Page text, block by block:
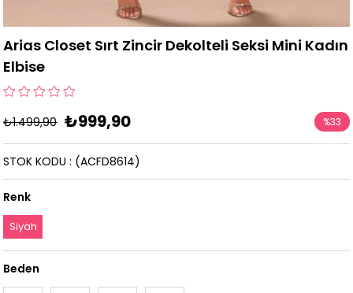
Arias Closet Sırt Zincir Dekolteli Seksi Mini Kadın
Elbise
₺1.499,90 ₺999,90 %33
İndirim
(ACFD8614)
STOK KODU
Renk
Siyah
Beden